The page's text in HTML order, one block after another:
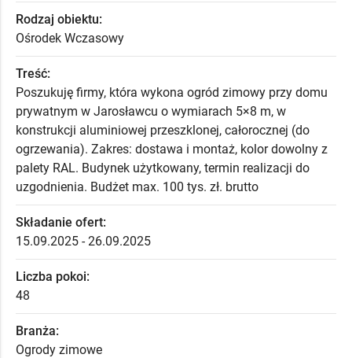
Rodzaj obiektu:
Ośrodek Wczasowy
Treść:
Poszukuję firmy, która wykona ogród zimowy przy domu
prywatnym w Jarosławcu o wymiarach 5×8 m, w
konstrukcji aluminiowej przeszklonej, całorocznej (do
ogrzewania). Zakres: dostawa i montaż, kolor dowolny z
palety RAL. Budynek użytkowany, termin realizacji do
uzgodnienia. Budżet max. 100 tys. zł. brutto
Składanie ofert:
15.09.2025 - 26.09.2025
Liczba pokoi:
48
Branża:
Ogrody zimowe